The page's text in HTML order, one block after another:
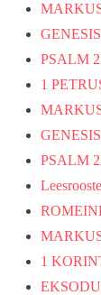
PSALM
1
PSALM
1